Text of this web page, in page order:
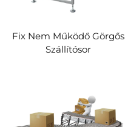
Fix Nem Működő Görgős
Szállítósor